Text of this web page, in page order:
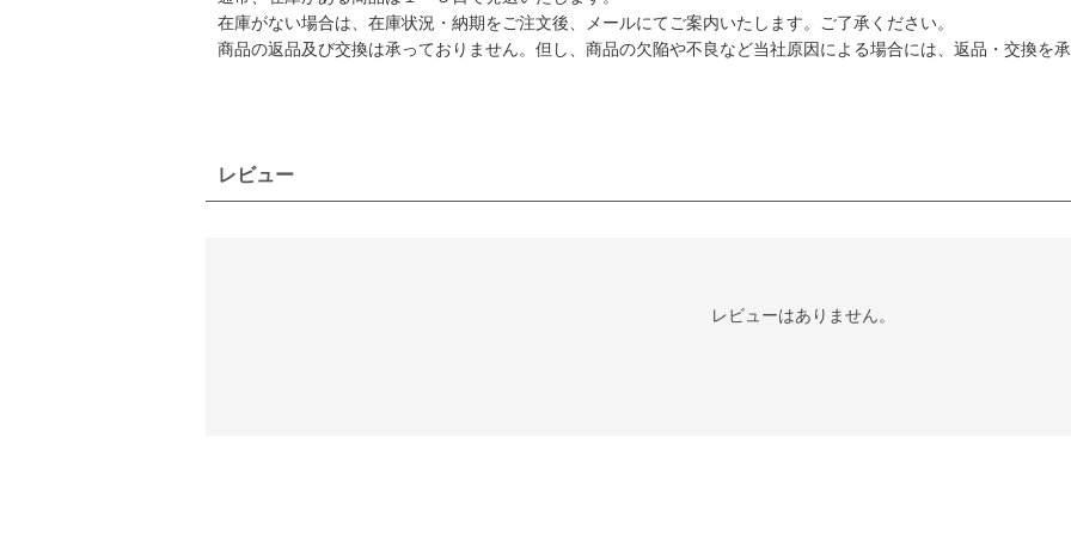
在庫がない場合は、在庫状況・納期をご注文後、メールにてご案内いたします。ご了承ください。
商品の返品及び交換は承っておりません。但し、商品の欠陥や不良など当社原因による場合には、返品・交換を
レビュー
レビューはありません。